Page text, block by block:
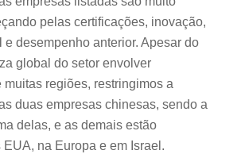
pelas certificações, inovação,
e desempenho anterior. Apesar do
global do setor envolver
muitas regiões, restringimos a
duas empresas chinesas, sendo a
delas, e as demais estão
na Europa e em Israel.